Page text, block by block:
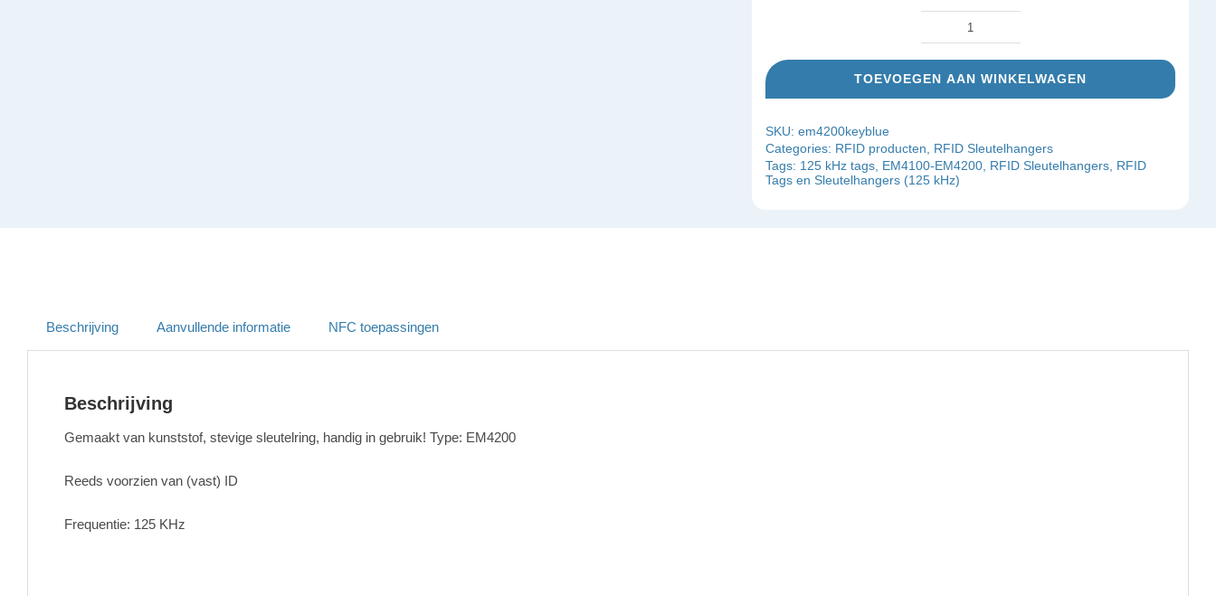
RFID
TOEVOEGEN AAN WINKELWAGEN
SKU:em4200keyblue
Categories: RFID producten, RFID Sleutelhangers
Tags: 125 kHz tags, EM4100-EM4200, RFID Sleutelhangers, RFID
Tags en Sleutelhangers (125 kHz)
Beschrijving Aanvullende informatie NFC toepassingen
Beschrijving
Gemaakt van kunststof, stevige sleutelring, handig in gebruik! Type: EM4200
Reeds voorzien van (vast) ID
Frequentie: 125 KHz